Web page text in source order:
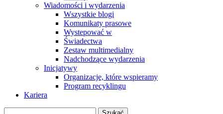
Wiadomości i wydarzenia
Wszystkie blogi
Komunikaty prasowe
Wystepować w
Świadectwa
Zestaw multimedialny
Nadchodzące wydarzenia
Inicjatywy
Organizacje, które wspieramy
Program recyklingu
Kariera